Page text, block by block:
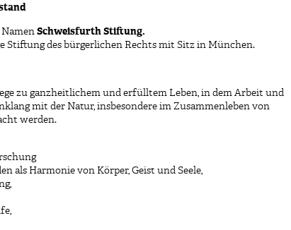
Schweisfurth Stiftung.
Stiftung des bürgerlichen Rechts mit Sitz in München.
zu ganzheitlichem und erfülltem Leben, in dem Arbeit und
mit der Natur, insbesondere im Zusammenleben von
werden.
als Harmonie von Körper, Geist und Seele,